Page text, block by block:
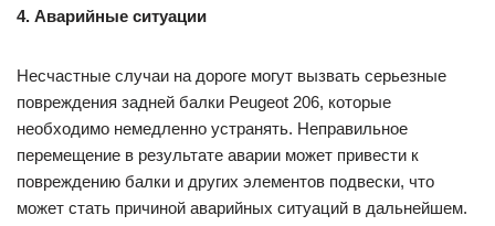
4. Аварийные ситуации
Несчастные случаи на дороге могут вызвать серьезные
повреждения задней балки Peugeot 206, которые
необходимо немедленно устранять. Неправильное
перемещение в результате аварии может привести к
повреждению балки и других элементов подвески, что
может стать причиной аварийных ситуаций в дальнейшем.